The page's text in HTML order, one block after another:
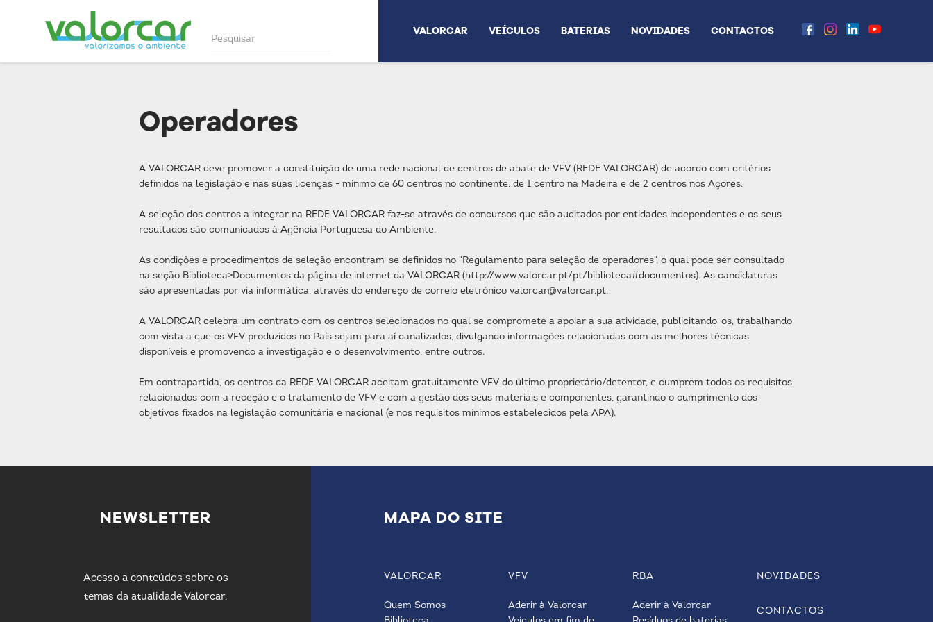
VALORCAR VEÍCULOS BATERIAS NOVIDADES CONTACTOS
Operadores
A VALORCAR deve promover a constituição de uma rede nacional de centros de abate de VFV (REDE VALORCAR) de acordo com critérios
definidos na legislação e nas suas licenças - mínimo de 60 centros no continente, de 1 centro na Madeira e de 2 centros nos Açores.
A seleção dos centros a integrar na REDE VALORCAR faz-se através de concursos que são auditados por entidades independentes e os seus
resultados são comunicados à Agência Portuguesa do Ambiente.
As condições e procedimentos de seleção encontram-se definidos no “Regulamento para seleção de operadores“, o qual pode ser consultado
na seção Biblioteca>Documentos da página de internet da VALORCAR (http://www.valorcar.pt/pt/biblioteca#documentos). As candidaturas
são apresentadas por via informática, através do endereço de correio eletrónico valorcar@valorcar.pt.
A VALORCAR celebra um contrato com os centros selecionados no qual se compromete a apoiar a sua atividade, publicitando-os, trabalhando
com vista a que os VFV produzidos no País sejam para aí canalizados, divulgando informações relacionadas com as melhores técnicas
disponíveis e promovendo a investigação e o desenvolvimento, entre outros.
Em contrapartida, os centros da REDE VALORCAR aceitam gratuitamente VFV do último proprietário/detentor, e cumprem todos os requisitos
relacionados com a receção e o tratamento de VFV e com a gestão dos seus materiais e componentes, garantindo o cumprimento dos
objetivos fixados na legislação comunitária e nacional (e nos requisitos mínimos estabelecidos pela APA).
NEWSLETTER
Acesso a conteúdos sobre os
temas da atualidade Valorcar.
MAPA DO SITE
VALORCAR
Quem Somos
VFV
Aderir à Valorcar
RBA
Aderir à Valorcar
NOVIDADES
CONTACTOS